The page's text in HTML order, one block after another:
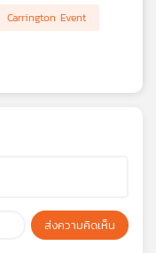
Carrington Event
ส่งความคิดเห็น